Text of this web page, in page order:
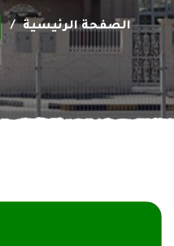
الصفحة الرئيسية